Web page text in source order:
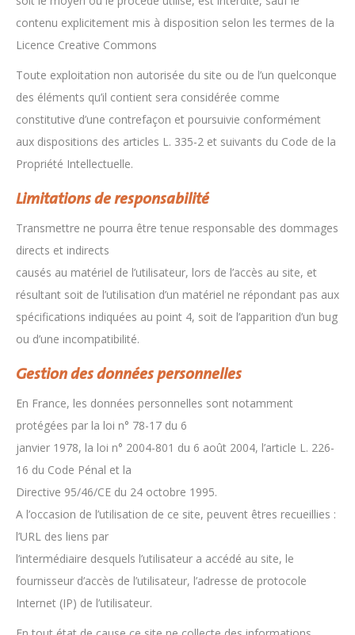
contenu explicitement mis à disposition selon les termes de la
Licence Creative Commons
Toute exploitation non autorisée du site ou de l’un quelconque
des éléments qu’il contient sera considérée comme
constitutive d’une contrefaçon et poursuivie conformément
aux dispositions des articles L. 335-2 et suivants du Code de la
Propriété Intellectuelle.
Limitations de responsabilité
Transmettre ne pourra être tenue responsable des dommages
directs et indirects
causés au matériel de l’utilisateur, lors de l’accès au site, et
résultant soit de l’utilisation d’un matériel ne répondant pas aux
spécifications indiquées au point 4, soit de l’apparition d’un bug
ou d’une incompatibilité.
Gestion des données personnelles
En France, les données personnelles sont notamment
protégées par la loi n° 78-17 du 6
janvier 1978, la loi n° 2004-801 du 6 août 2004, l’article L. 226-
16 du Code Pénal et la
Directive 95/46/CE du 24 octobre 1995.
A l’occasion de l’utilisation de ce site, peuvent êtres recueillies :
l’URL des liens par
l’intermédiaire desquels l’utilisateur a accédé au site, le
fournisseur d’accès de l’utilisateur, l’adresse de protocole
Internet (IP) de l’utilisateur.